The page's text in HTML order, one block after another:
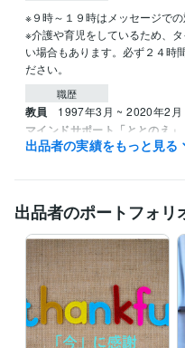
※９時～１９時はメッセージでの
※介護や育児をしているため、
い場合もあります。必ず２４時
ださい。
職歴
教員 1997年3月 ~ 2020年2月
マインドサポート「ととのえ」
ココナラブログ「知的障害＆
資格・検定
実用英語技能検定準1級 取得
日本漢字能力検定準1級 取得
メンタルケア心理士 取得年 :
日商簿記検定3級 取得年 :
情報処理技術者（初級システム
年
出品者の実績をもっと見る
出品者のポートフォリ